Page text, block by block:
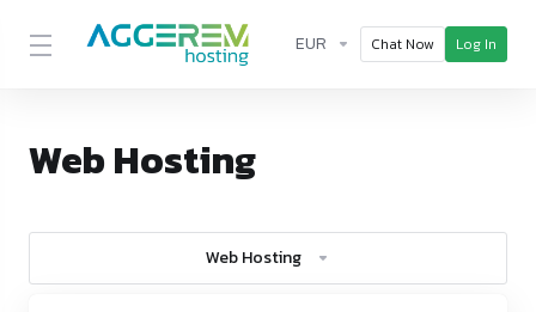
EUR Chat Now Log In
Web Hosting
Web Hosting